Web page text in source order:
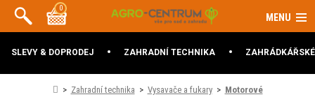
SLEVY & DOPRODEJ ZAHRADNÍ TECHNIKA
Zahradní technika Vysavače a fukary Motorové
0
MENU